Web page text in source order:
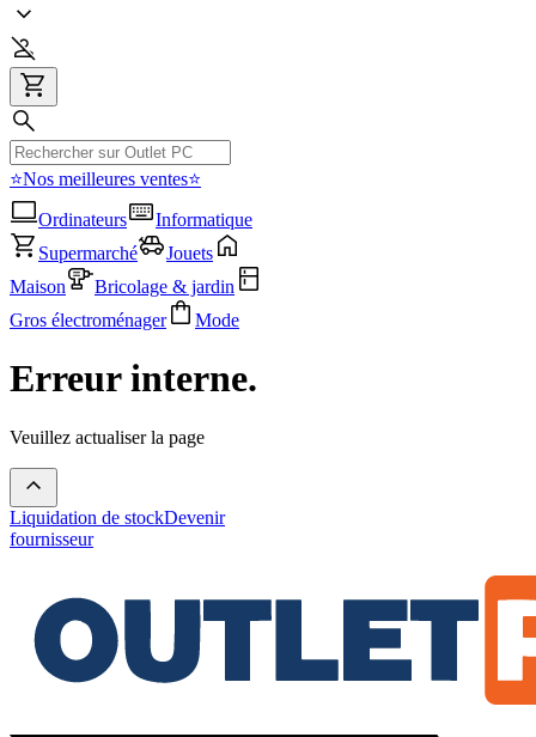
⭐Nos meilleures ventes⭐
Ordinateurs
Informatique
Supermarché
Jouets
Maison
Bricolage & jardin
Gros électroménager
Mode
Erreur interne.
Veuillez actualiser la page
Liquidation de stockDevenir
fournisseur